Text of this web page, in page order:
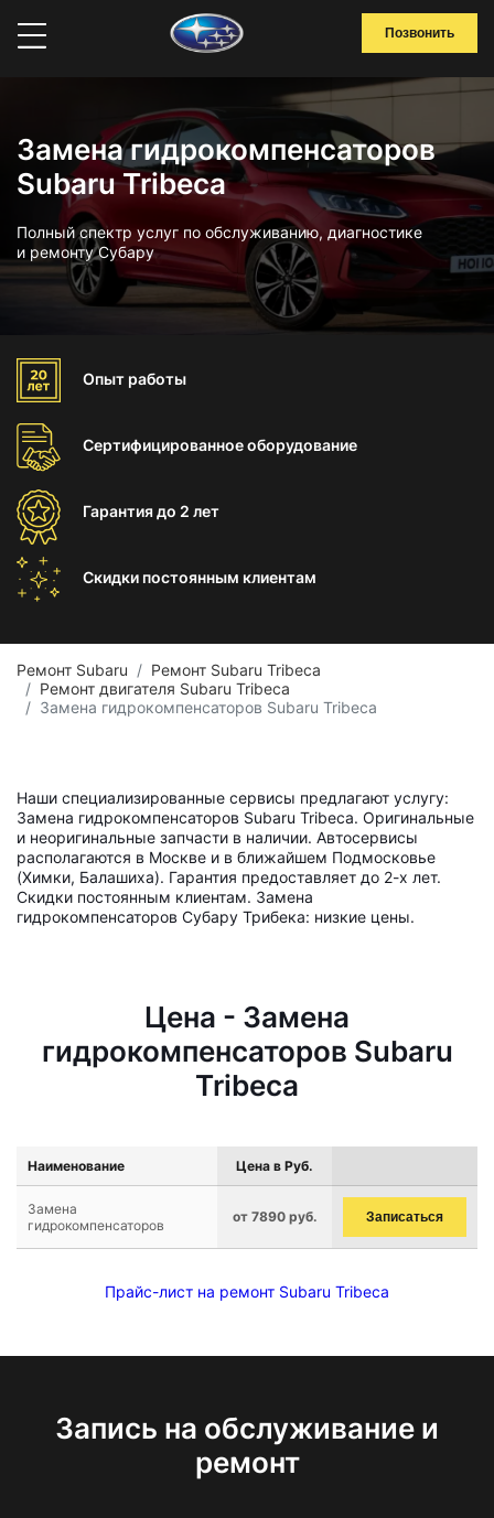
Позвонить
Замена гидрокомпенсаторов
Subaru Tribeca
Полный спектр услуг по обслуживанию, диагностике
и ремонту Субару
Опыт работы
Сертифицированноеоборудование
Гарантиядо 2 лет
Скидки постоянным клиентам
Ремонт Subaru
Ремонт Subaru Tribeca
Ремонт двигателя Subaru Tribeca
Замена гидрокомпенсаторов Subaru Tribeca
Наши специализированные сервисы предлагают услугу:
Замена гидрокомпенсаторов Subaru Tribeca. Оригинальные
и неоригинальные запчасти в наличии. Автосервисы
располагаются в Москве и в ближайшем Подмосковье
(Химки, Балашиха). Гарантия предоставляет до 2-х лет.
Скидки постоянным клиентам. Замена
гидрокомпенсаторов Субару Трибека: низкие цены.
Цена - Замена
гидрокомпенсаторов Subaru
Tribeca
Наименование Цена в Руб.
Замена
гидрокомпенсаторов
от 7890 руб. Записаться
Прайс-лист на ремонт Subaru Tribeca
Запись на обслуживание и
ремонт